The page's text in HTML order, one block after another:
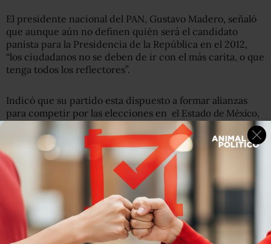
El presidente nacional del PAN, Gustavo Madero, señaló
que aunque aún no definen quién será el candidato
panista para la Presidencia de la República en el 2012,
“los ciudadanos no se deben de ir con el más carita, o que
tenga todos los reflectores”.
Indicó que su partido esta dispuesto a formar alianzas
para competir por las elecciones en el Estado de México,
pero no descartó la posibilidad de
participar con candidato
propio para buscar la gubernatura de ese estado.
Asimismo, Señaló que el Edomex se encuentra en los
primeros lugares de inseguridad y de pobreza en todo el
país.
Redacción Animal Político.